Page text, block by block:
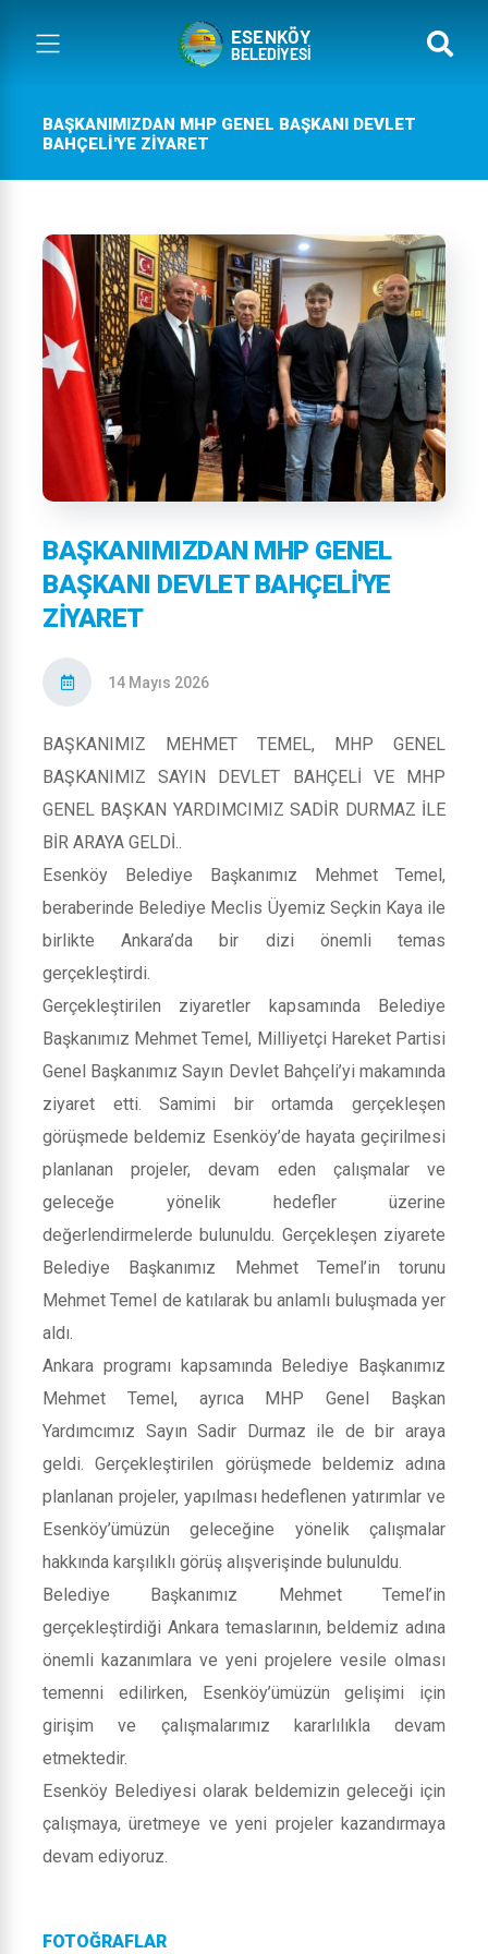
BAŞKANIMIZDAN MHP GENEL BAŞKANI DEVLET
BAHÇELİ'YE ZİYARET
BAŞKANIMIZDAN MHP GENEL
BAŞKANI DEVLET BAHÇELİ'YE
ZİYARET
14 Mayıs 2026
BAŞKANIMIZ MEHMET TEMEL, MHP GENEL
BAŞKANIMIZ SAYIN DEVLET BAHÇELİ VE MHP
GENEL BAŞKAN YARDIMCIMIZ SADİR DURMAZ İLE
BİR ARAYA GELDİ..
Esenköy Belediye Başkanımız Mehmet Temel,
beraberinde Belediye Meclis Üyemiz Seçkin Kaya ile
birlikte Ankara’da bir dizi önemli temas
gerçekleştirdi.
Gerçekleştirilen ziyaretler kapsamında Belediye
Başkanımız Mehmet Temel, Milliyetçi Hareket Partisi
Genel Başkanımız Sayın Devlet Bahçeli’yi makamında
ziyaret etti. Samimi bir ortamda gerçekleşen
görüşmede beldemiz Esenköy’de hayata geçirilmesi
planlanan projeler, devam eden çalışmalar ve
geleceğe yönelik hedefler üzerine
değerlendirmelerde bulunuldu. Gerçekleşen ziyarete
Belediye Başkanımız Mehmet Temel’in torunu
Mehmet Temel de katılarak bu anlamlı buluşmada yer
aldı.
Ankara programı kapsamında Belediye Başkanımız
Mehmet Temel, ayrıca MHP Genel Başkan
Yardımcımız Sayın Sadir Durmaz ile de bir araya
geldi. Gerçekleştirilen görüşmede beldemiz adına
planlanan projeler, yapılması hedeflenen yatırımlar ve
Esenköy’ümüzün geleceğine yönelik çalışmalar
hakkında karşılıklı görüş alışverişinde bulunuldu.
Belediye Başkanımız Mehmet Temel’in
gerçekleştirdiği Ankara temaslarının, beldemiz adına
önemli kazanımlara ve yeni projelere vesile olması
temenni edilirken, Esenköy’ümüzün gelişimi için
girişim ve çalışmalarımız kararlılıkla devam
etmektedir.
Esenköy Belediyesi olarak beldemizin geleceği için
çalışmaya, üretmeye ve yeni projeler kazandırmaya
devam ediyoruz.
FOTOĞRAFLAR